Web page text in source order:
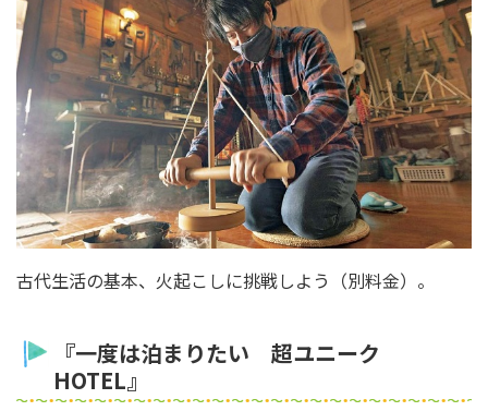
古代生活の基本、火起こしに挑戦しよう（別料金）。
『一度は泊まりたい 超ユニーク
HOTEL』